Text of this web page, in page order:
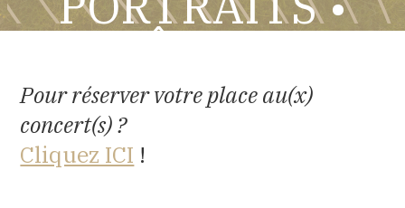
Pour réserver votre place au(x)
concert(s) ?
Cliquez ICI !